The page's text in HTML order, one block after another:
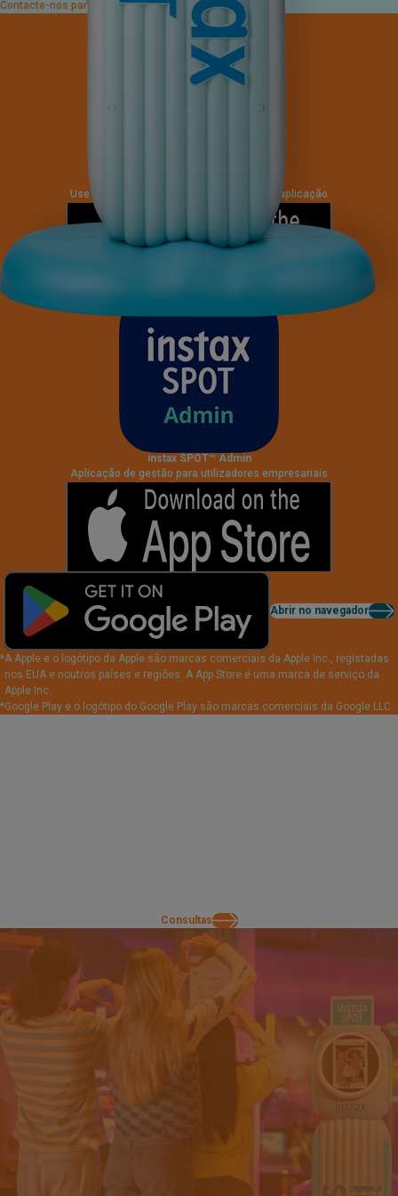
Contacte-nos para mais informações.
Use o dispositivo instax SPOT™ com esta aplicação
instax SPOT™ Admin
Aplicação de gestão para utilizadores empresariais
Abrir no navegador
*A Apple e o logótipo da Apple são marcas comerciais da Apple Inc., registadas
nos EUA e noutros países e regiões. A App Store é uma marca de serviço da
Apple Inc.
*Google Play e o logótipo do Google Play são marcas comerciais da Google LLC.
Consultas
As imagens das impressões instax™ são meramente ilustrativas.
Revela em aprox. 90 seg.
As especificações acima estão sujeitas a alterações para melhoria de
desempenho.
・
O tamanho da imagem pode afetar o acabamento da impressão (nitidez,
granularidade etc.).
O tempo necessário para a transferência sem fios varia consoante o
tamanho do ficheiro, o modelo do smartphone, o funcionamento e o ambiente
de instalação do instax SPOT™.
O acabamento da impressão (cor, qualidade de imagem etc.) pode ser
afetado pelo modelo de smartphone, condições de disparo etc.
As fotografias impressas podem diferir na aparência da imagem
apresentada no ecrã do smartphone ou do instax SPOT™.
As imagens apresentadas no ecrã do instax SPOT™ e no ecrã do smartphone
são imagens compostas, apenas para fins ilustrativos.
As imagens do ecrã podem ser diferentes das aqui ilustradas.